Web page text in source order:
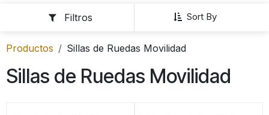
Sort By
Filtros
Productos Sillas de Ruedas Movilidad
Sillas de Ruedas Movilidad